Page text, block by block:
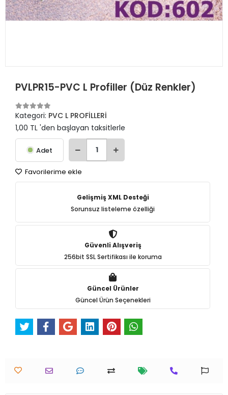
PVLPR15-PVC L Profiller (Düz Renkler)
Kategori: PVC L PROFİLLERİ
1,00 TL 'den başlayan taksitlerle
Adet
Favorilerime ekle
Gelişmiş XML Desteği
Sorunsuz listeleme özelliği
Güvenli Alışveriş
256bit SSL Sertifikası ile koruma
Güncel Ürünler
Güncel Ürün Seçenekleri